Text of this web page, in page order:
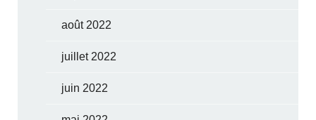
août 2022
juillet 2022
juin 2022